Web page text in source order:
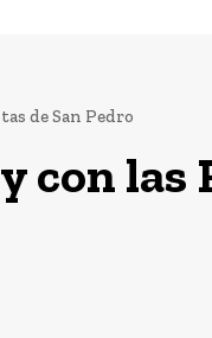
de San Pedro
las